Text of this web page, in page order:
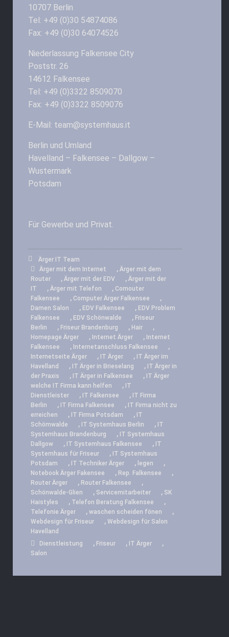
10707 Berlin
Tel: +49 (0)30 54874086
Fax: +49 (0)30 64074526
Niederlassung Falkensee City
Poststr. 26
14612 Falkensee
Tel: +49 (0)3322 8509070
Fax: +49 (0)3322 8509076
E-Mail: team@systemhaus.it
Berlin und Umland
Havelland – Falkensee – Dallgow –
Wustermark
Potsdam
Für Gewerbe und Privat.
Ärger IT Team
Ärger mit dem Internet
, Ärger mit dem
Router
, Ärger mit der EDV , Ärger mit der
IT
, Ärger mit Telefon , Comouter
Falkensee
, Computer Ärger Falkensee ,
Damen Salon , EDV Falkensee , EDV Problem
Falkensee
, EDV Schönwalde , Friseur
Berlin
, Friseur Brandenburg , Hair ,
Homepage Ärger , Internet Ärger , Internet
Falkensee
, Internetanschluss Falkensee ,
Internetseite Ärger , IT Ärger , IT Ärger im
Havelland
, IT Ärger in Brieselang , IT Ärger in
der Praxis
, IT Ärger in Falkensee , IT Ärger
welche IT Firma kann helfen
, IT
Dienstleister
, IT Falkensee , IT Firma
Berlin
, IT Firma Falkensee , IT Firma nicht zu
erreichen
, IT Firma Potsdam , IT
Schömwalde
, IT Systemhaus Berlin , IT
Systemhaus Brandenburg
, IT Systemhaus
Dallgow
, IT Systemhaus Falkensee , IT
Systemhaus für Friseur
, IT Systemhaus
Potsdam
, IT Techniker Ärger , legen ,
Notebook Ärger Fakensee , Rep. Falkensee ,
Router Ärger , Router Falkensee ,
Schönwalde-Glien , Servicemitarbeiter , SK
Haistyles
, Telefon Beratung Falkensee ,
Telefonie Ärger , waschen scheiden fönen ,
Webdesign für Friseur , Webdesign für Salon
Havelland
Dienstleistung
, Friseur , IT Ärger ,
Salon